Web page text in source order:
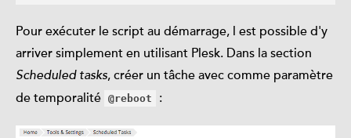
Pour exécuter le script au démarrage, l est possible d'y
arriver simplement en utilisant Plesk. Dans la section
Scheduled tasks, créer un tâche avec comme paramètre
de temporalité @reboot :